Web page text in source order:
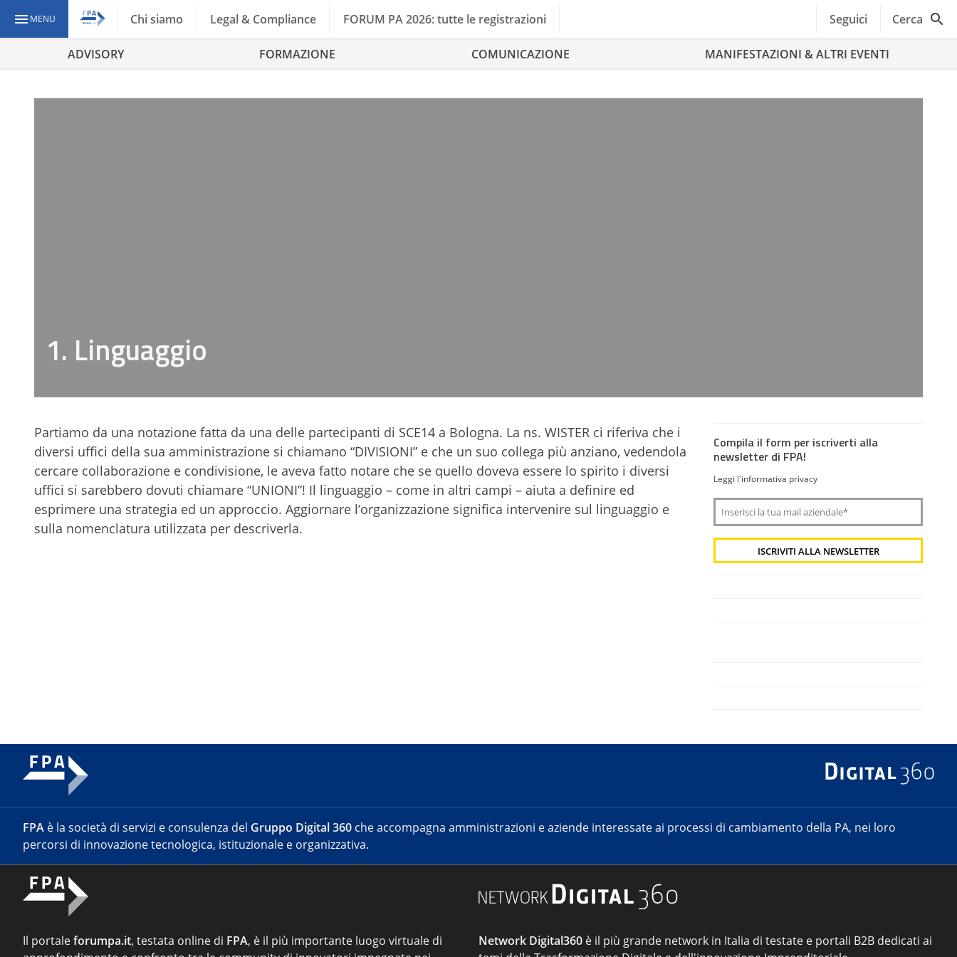
MENU Chi siamo Legal & Compliance FORUM PA 2026: tutte le registrazioni Seguici Cerca
ADVISORY FORMAZIONE COMUNICAZIONE MANIFESTAZIONI & ALTRI EVENTI
1. Linguaggio
Partiamo da una notazione fatta da una delle partecipanti di SCE14 a Bologna. La ns. WISTER ci riferiva che i
diversi uffici della sua amministrazione si chiamano “DIVISIONI” e che un suo collega più anziano, vedendola
cercare collaborazione e condivisione, le aveva fatto notare che se quello doveva essere lo spirito i diversi
uffici si sarebbero dovuti chiamare “UNIONI”! Il linguaggio – come in altri campi – aiuta a definire ed
esprimere una strategia ed un approccio. Aggiornare l’organizzazione significa intervenire sul linguaggio e
sulla nomenclatura utilizzata per descriverla.
Compila il form per iscriverti alla
newsletter di FPA!
Leggi l'informativa privacy
FPA è la società di servizi e consulenza del Gruppo Digital 360 che accompagna amministrazioni e aziende interessate ai processi di cambiamento della PA, nei loro
percorsi di innovazione tecnologica, istituzionale e organizzativa.
Il portaleforumpa.it, testata online di FPA, è il più importante luogo virtuale di
Network Digital360 è il più grande network in Italia di testate e portali B2B dedicati ai